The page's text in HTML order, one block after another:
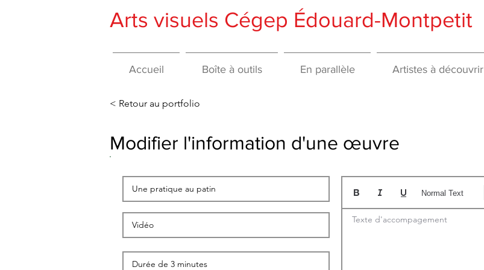
Arts visuels Cégep Édouard-Montpetit
Accueil Boîte à outils En parallèle Artistes à découvrir
< Retour au portfolio
Texte d'accompagement
Normal Text
Modifier l'information d'une œuvre